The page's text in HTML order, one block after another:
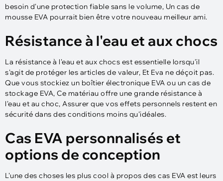
besoin d'une protection fiable sans le volume, Un cas de
mousse EVA pourrait bien être votre nouveau meilleur ami.
Résistance à l'eau et aux chocs
La résistance à l'eau et aux chocs est essentielle lorsqu'il
s'agit de protéger les articles de valeur, Et Eva ne déçoit pas.
Que vous stockiez un boîtier électronique EVA ou un cas de
stockage EVA, Ce matériau offre une grande résistance à
l'eau et au choc, Assurer que vos effets personnels restent en
sécurité dans des conditions moins qu'idéales.
Cas EVA personnalisés et
options de conception
L'une des choses les plus cool à propos des cas EVA est leurs